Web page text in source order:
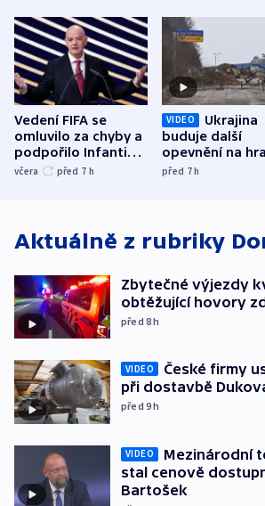
Vedení FIFA se
omluvilo za chyby a
podpořilo Infantina.
UEFA trvá na
včera před 7 h
VIDEO
Ukrajina
buduje další
opevnění na
s Běloruskem
před 7h
Aktuálně z rubriky
Zbytečné výjezdy
obtěžující hovory
před 8h
VIDEO
České firmy
při dostavbě
před 9h
VIDEO
Mezinárodní
stal cenově
Bartošek